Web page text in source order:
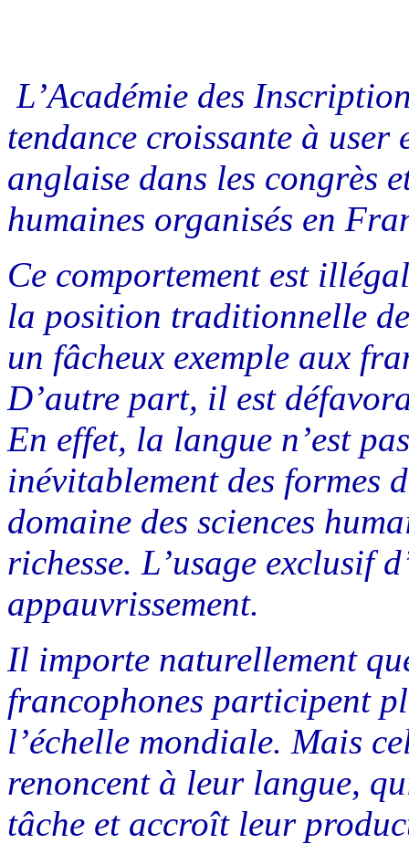
L’Académie des
tendance croissante à user
anglaise dans les congrès
humaines organisés en
Ce comportement est
la position traditionnelle
un fâcheux exemple aux
D’autre part, il est
En effet, la langue n’est
inévitablement des formes
domaine des sciences
richesse. L’usage exclusif
appauvrissement.
Il importe naturellement
francophones participent
l’échelle mondiale. Mais
renoncent à leur langue,
tâche et accroît leur